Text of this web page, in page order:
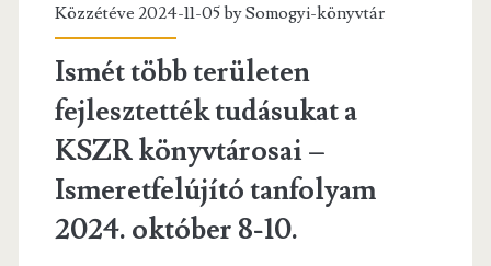
Közzétéve 2024-11-05 bySomogyi-könyvtár
Ismét több területen
fejlesztették tudásukat a
KSZR könyvtárosai –
Ismeretfelújító tanfolyam
2024. október 8-10.